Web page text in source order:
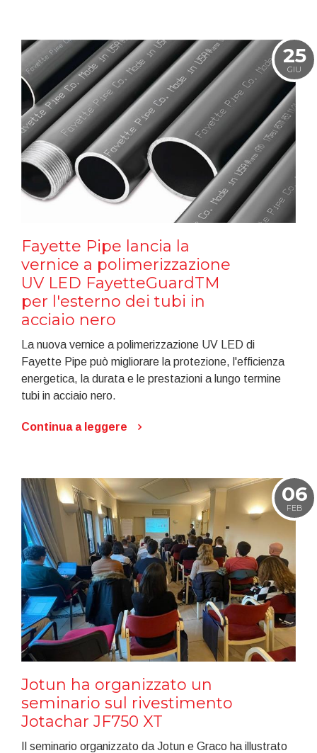
25
GIU
Fayette Pipe lancia la
vernice a polimerizzazione
UV LED FayetteGuardTM
per l'esterno dei tubi in
acciaio nero
La nuova vernice a polimerizzazione UV LED di
Fayette Pipe può migliorare la protezione, l'efficienza
energetica, la durata e le prestazioni a lungo termine
tubi in acciaio nero.
Continua a leggere
06
FEB
Jotun ha organizzato un
seminario sul rivestimento
Jotachar JF750 XT
Il seminario organizzato da Jotun e Graco ha illustrato